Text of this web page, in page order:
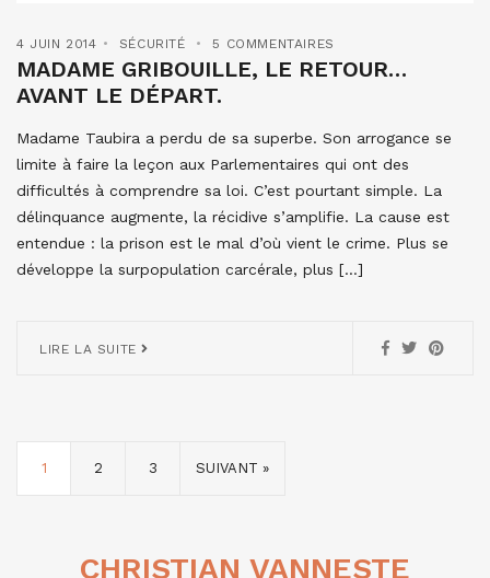
4 JUIN 2014 SÉCURITÉ 5 COMMENTAIRES
MADAME GRIBOUILLE, LE RETOUR…
AVANT LE DÉPART.
Madame Taubira a perdu de sa superbe. Son arrogance se
limite à faire la leçon aux Parlementaires qui ont des
difficultés à comprendre sa loi. C’est pourtant simple. La
délinquance augmente, la récidive s’amplifie. La cause est
entendue : la prison est le mal d’où vient le crime. Plus se
développe la surpopulation carcérale, plus […]
LIRE LA SUITE
1 2 3 SUIVANT »
CHRISTIAN VANNESTE